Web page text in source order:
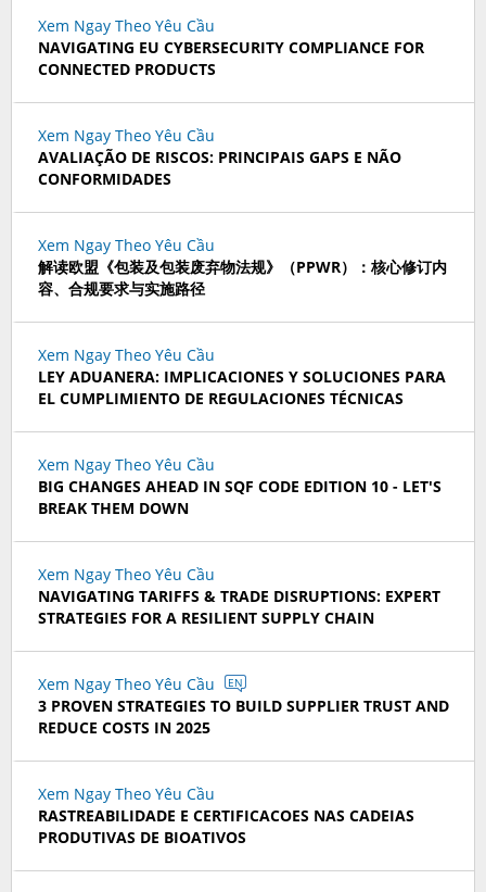
Xem Ngay Theo Yêu Cầu
NAVIGATING EU CYBERSECURITY COMPLIANCE FOR
CONNECTED PRODUCTS
Xem Ngay Theo Yêu Cầu
AVALIAÇÃO DE RISCOS: PRINCIPAIS GAPS E NÃO
CONFORMIDADES
Xem Ngay Theo Yêu Cầu
解读欧盟《包装及包装废弃物法规》（PPWR）：核心修订内
容、合规要求与实施路径
Xem Ngay Theo Yêu Cầu
LEY ADUANERA: IMPLICACIONES Y SOLUCIONES PARA
EL CUMPLIMIENTO DE REGULACIONES TÉCNICAS
Xem Ngay Theo Yêu Cầu
BIG CHANGES AHEAD IN SQF CODE EDITION 10 - LET'S
BREAK THEM DOWN
Xem Ngay Theo Yêu Cầu
NAVIGATING TARIFFS & TRADE DISRUPTIONS: EXPERT
STRATEGIES FOR A RESILIENT SUPPLY CHAIN
Xem Ngay Theo Yêu Cầu EN
3 PROVEN STRATEGIES TO BUILD SUPPLIER TRUST AND
REDUCE COSTS IN 2025
Xem Ngay Theo Yêu Cầu
RASTREABILIDADE E CERTIFICACOES NAS CADEIAS
PRODUTIVAS DE BIOATIVOS